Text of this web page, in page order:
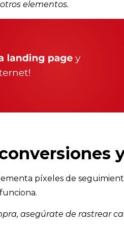
elementos.
píxeles de
asegúrate de rastrear